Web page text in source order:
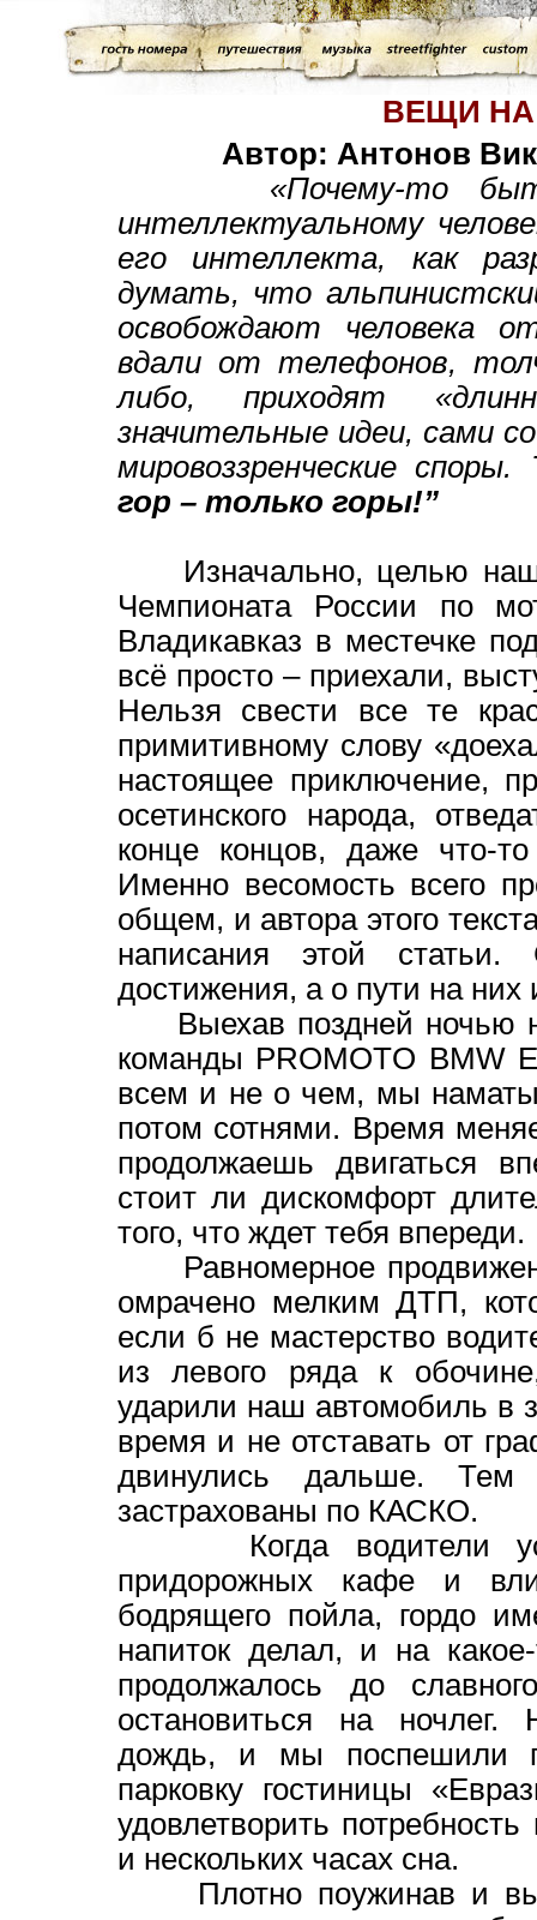
ВЕЩИ
Автор: Антонов
«Почему-то
интеллектуальному
его интеллекта, как
думать, что
освобождают человека
вдали от телефонов,
либо, приходят
значительные идеи, сами
мировоззренческие
гор – только горы!”
Изначально, целью
Чемпионата России по
Владикавказ в местечке
всё просто – приехали,
Нельзя свести все те
примитивному слову
настоящее приключение,
осетинского народа,
конце концов, даже что-
Именно весомость всего
общем, и автора этого
написания этой
достижения, а о пути на них
Выехав поздней ночью
команды PROMOTO BMW
всем и не о чем, мы
потом сотнями. Время
продолжаешь двигаться
стоит ли дискомфорт
того, что ждет тебя впереди.
Равномерное
омрачено мелким ДТП,
если б не мастерство
из левого ряда к
ударили наш автомобиль в
время и не отставать от
двинулись дальше.
застрахованы по КАСКО.
Когда водители
придорожных кафе и
бодрящего пойла, гордо
напиток делал, и на
продолжалось до
остановиться на
дождь, и мы поспешили
парковку гостиницы
удовлетворить
и нескольких часах сна.
Плотно поужинав и